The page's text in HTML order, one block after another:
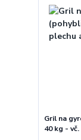
Gril na
40 kg -